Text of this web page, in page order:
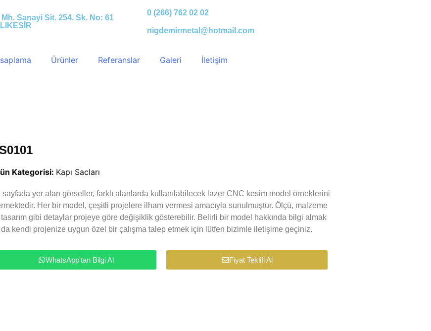
Sanayi Sit. 254. Sk. No: 61
0 (266) 762 02 02
nigdemirmetal@hotmail.com
Ürünler Referanslar Galeri İletişim
Kategorisi: Kapı Sacları
sayfada yer alan görseller, farklı alanlarda kullanılabilecek lazer CNC kesim model örneklerini
Her bir model, çeşitli projelere ilham vermesi amacıyla sunulmuştur. Ölçü, malzeme
gibi detaylar projeye göre değişiklik gösterebilir. Belirli bir model hakkında bilgi almak
kendi projenize uygun özel bir çalışma talep etmek için lütfen bizimle iletişime geçiniz.
WhatsApp'tan Bilgi Al Fiyat Teklifi Al